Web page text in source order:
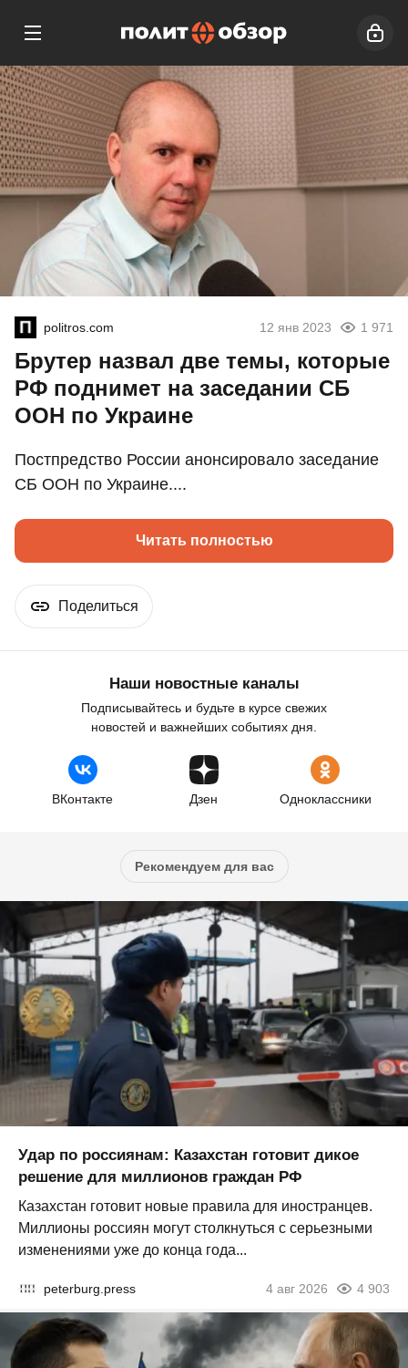
politros.com 12 янв 2023 1 971
Брутер назвал две темы, которые
РФ поднимет на заседании СБ
ООН по Украине
Постпредство России анонсировало заседание
СБ ООН по Украине....
Читать полностью
Поделиться
Наши новостные каналы
Подписывайтесь и будьте в курсе свежих
новостей и важнейших событиях дня.
ВКонтакте Дзен Одноклассники
Рекомендуем для вас
Удар по россиянам: Казахстан готовит дикое
решение для миллионов граждан РФ
Казахстан готовит новые правила для иностранцев.
Миллионы россиян могут столкнуться с серьезными
изменениями уже до конца года...
peterburg.press 4 авг 2026 4 903